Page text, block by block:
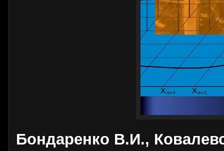
Бондаренко В.И.,